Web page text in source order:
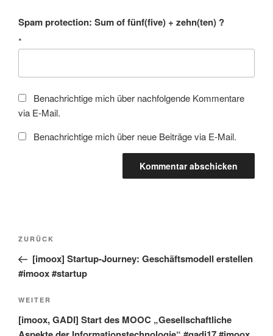
Spam protection: Sum of fünf(five) + zehn(ten) ?
*
Benachrichtige mich über nachfolgende Kommentare
via E-Mail.
Benachrichtige mich über neue Beiträge via E-Mail.
Beitragsnavigation
Vorheriger
Beitrag
ZURÜCK
[imoox] Startup-Journey: Geschäftsmodell erstellen
#imoox #startup
Nächster
Beitrag
WEITER
[imoox, GADI] Start des MOOC „Gesellschaftliche